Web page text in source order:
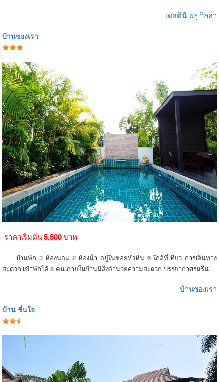
เดสตินี พลู วิลล่า
บ้านของเรา
ราคาเริ่มต้น5,500บาท
บ้านพัก 3 ห้องนอน 2 ห้องน้ำ อยู่ในซอยหัวหิน 6 ใกล้ที่เที่ยว การเดินทาง
สะดวก เข้าพักได้ 8 คน ภายในบ้านมีสิ่งอำนวยความสะดวก บรรยากาศร่มรื่น
บ้านของเรา
บ้าน ชื่นใจ